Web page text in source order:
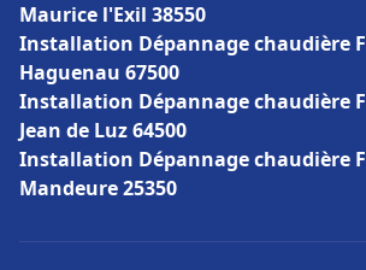
Maurice l'Exil 38550
Installation Dépannage chaudière
Haguenau 67500
Installation Dépannage chaudière
Jean de Luz 64500
Installation Dépannage chaudière
Mandeure 25350